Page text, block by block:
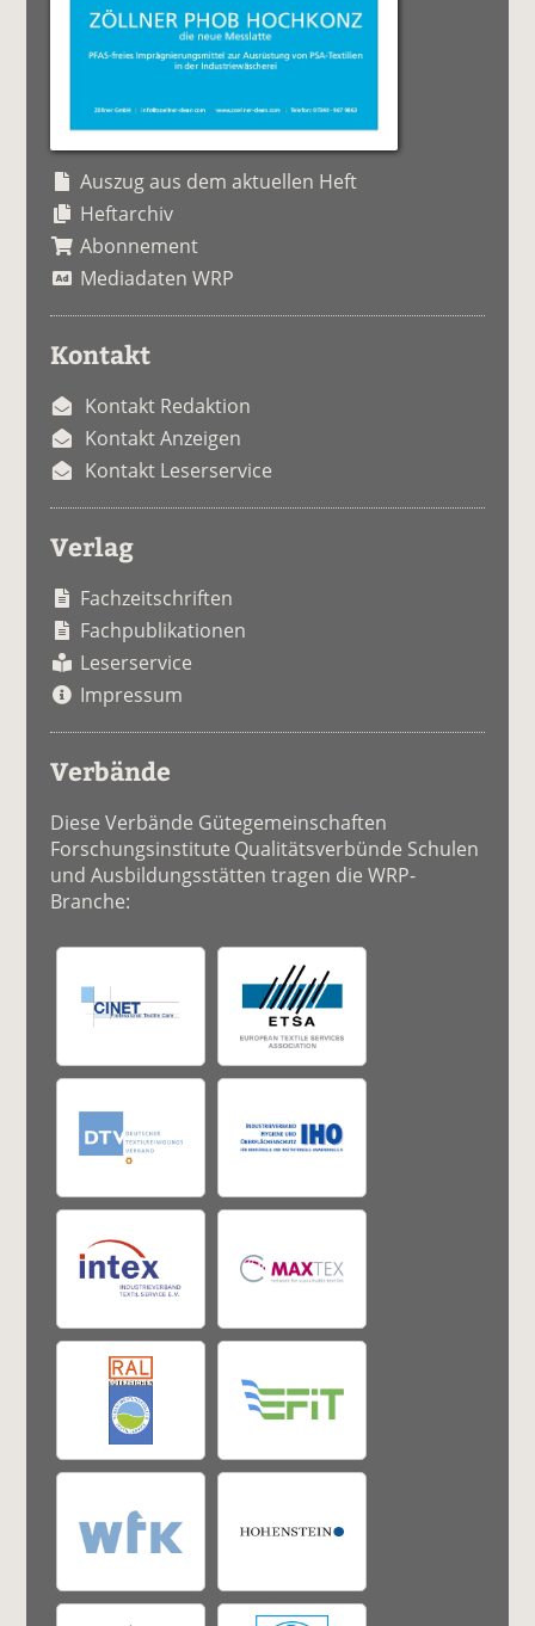
Auszug aus dem aktuellen Heft
Heftarchiv
Abonnement
Mediadaten WRP
Kontakt
Kontakt Redaktion
Kontakt Anzeigen
Kontakt Leserservice
Verlag
Fachzeitschriften
Fachpublikationen
Leserservice
Impressum
Verbände
Diese Verbände Gütegemeinschaften
Forschungsinstitute Qualitätsverbünde Schulen
und Ausbildungsstätten tragen die WRP-
Branche: